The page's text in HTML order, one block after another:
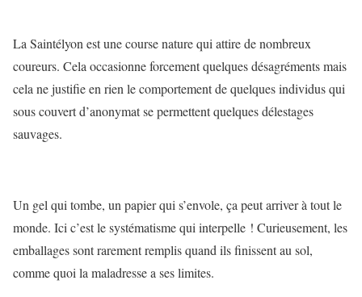
La Saintélyon est une course nature qui attire de nombreux
coureurs. Cela occasionne forcement quelques désagréments mais
cela ne justifie en rien le comportement de quelques individus qui
sous couvert d’anonymat se permettent quelques délestages
sauvages.
Un gel qui tombe, un papier qui s’envole, ça peut arriver à tout le
monde. Ici c’est le systématisme qui interpelle ! Curieusement, les
emballages sont rarement remplis quand ils finissent au sol,
comme quoi la maladresse a ses limites.